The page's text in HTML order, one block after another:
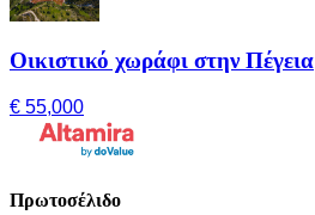
Οικιστικό χωράφι στην Πέγεια
€ 55,000
Πρωτοσέλιδο